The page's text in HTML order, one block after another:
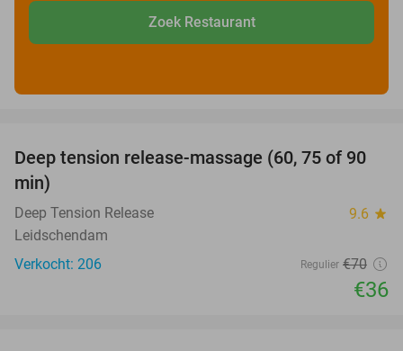
Zoek Restaurant
49%
Deep tension release-massage (60, 75 of 90
min)
Deep Tension Release 9.6 star
Leidschendam
Verkocht: 206
Regulier €70
€36